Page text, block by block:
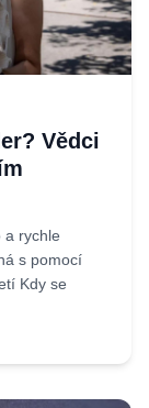
Vědci
a rychle
s pomocí
Kdy se